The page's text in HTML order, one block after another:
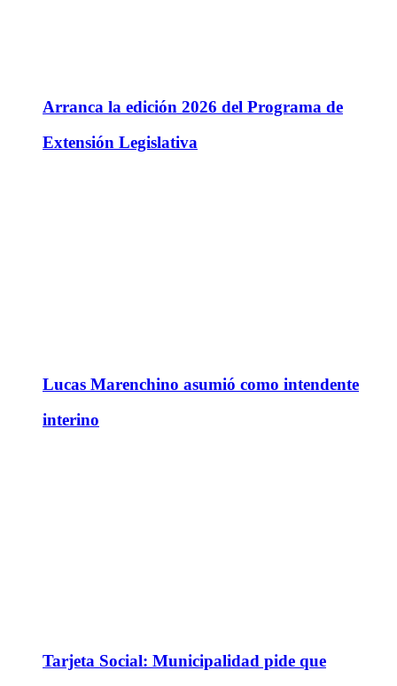
Arranca la edición 2026 del Programa de
Extensión Legislativa
Lucas Marenchino asumió como intendente
interino
Tarjeta Social: Municipalidad pide que